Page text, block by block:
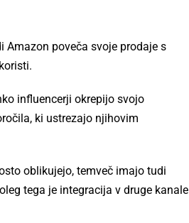
Amazon poveča svoje prodaje s
influencerji okrepijo svojo
ki ustrezajo njihovim
oblikujejo, temveč imajo tudi
tega je integracija v druge kanale